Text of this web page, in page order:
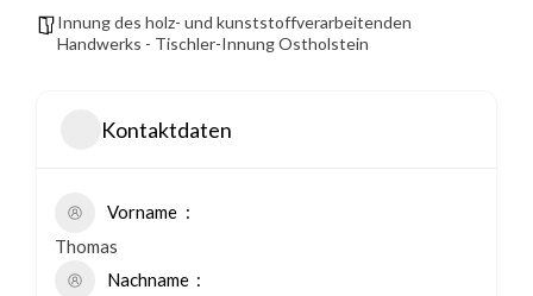
Innung des holz- und kunststoffverarbeitenden
Handwerks - Tischler-Innung Ostholstein
Kontaktdaten
Vorname
Thomas
Nachname